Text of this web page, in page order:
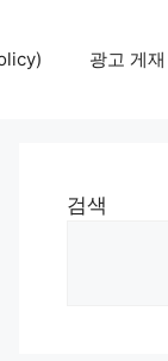
광고 게
검색